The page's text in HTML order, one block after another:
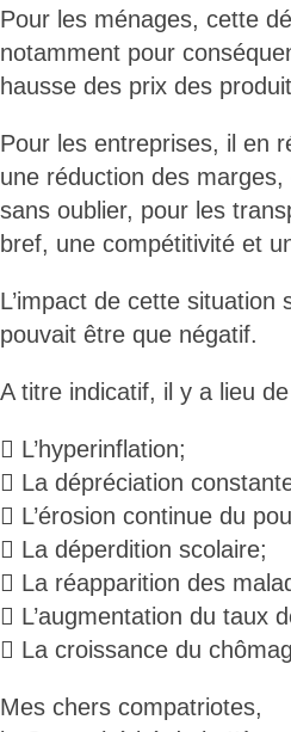
Pour les ménages, cette
notamment pour
hausse des prix des
Pour les entreprises, il en
une réduction des
sans oublier, pour les
bref, une compétitivité et
L’impact de cette
pouvait être que négatif.
A titre indicatif, il y a lieu
 L’hyperinflation;
 La dépréciation
 L’érosion continue du
 La déperdition scolaire;
 La réapparition des
 L’augmentation du taux
 La croissance du
Mes chers compatriotes,